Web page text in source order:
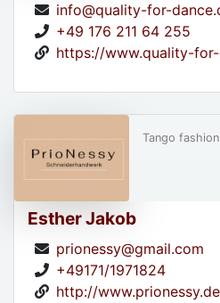
info@quality-for-
+49 176 211 64 255
https://www.quality-
Esther Jakob
prionessy@gmail.com
+49171/1971824
http://www.prionessy.de
Tango